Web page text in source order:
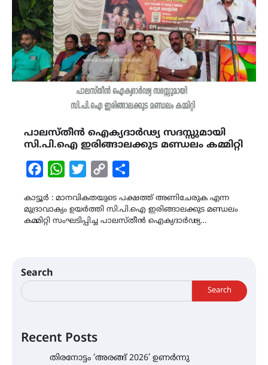
പാലസ്തീൻ ഐക്യദാർഢ്യ സദസ്സുമായി
സി.പി.ഐ ഇരിങ്ങാലക്കുട മണ്ഡലം കമ്മിറ്റി
FacebookWhatsAppTwitterCopy
കാട്ടൂർ : മാനവികതയുടെ പക്ഷത്ത് അണിചേരുക എന്ന
മുദ്രാവാക്യം ഉയർത്തി സി.പി.ഐ ഇരിങ്ങാലക്കുട മണ്ഡലം
കമ്മിറ്റി സംഘടിപ്പിച്ച പാലസ്തീൻ ഐക്യദാർഢ്യ…
Search
Search
Recent Posts
തിരനോട്ടം ‘അരങ്ങ് 2026’ ഉണർന്നു